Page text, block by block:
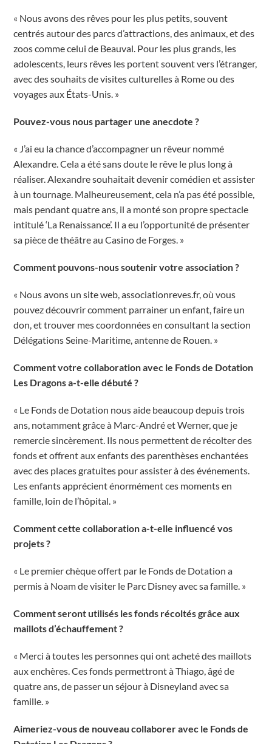
« Nous avons des rêves pour les plus petits, souvent
centrés autour des parcs d’attractions, des animaux, et des
zoos comme celui de Beauval. Pour les plus grands, les
adolescents, leurs rêves les portent souvent vers l’étranger,
avec des souhaits de visites culturelles à Rome ou des
voyages aux États-Unis. »
Pouvez-vous nous partager une anecdote ?
« J’ai eu la chance d’accompagner un rêveur nommé
Alexandre. Cela a été sans doute le rêve le plus long à
réaliser. Alexandre souhaitait devenir comédien et assister
à un tournage. Malheureusement, cela n’a pas été possible,
mais pendant quatre ans, il a monté son propre spectacle
intitulé ‘La Renaissance’. Il a eu l’opportunité de présenter
sa pièce de théâtre au Casino de Forges. »
Comment pouvons-nous soutenir votre association ?
« Nous avons un site web, associationreves.fr, où vous
pouvez découvrir comment parrainer un enfant, faire un
don, et trouver mes coordonnées en consultant la section
Délégations Seine-Maritime, antenne de Rouen. »
Comment votre collaboration avec le Fonds de Dotation
Les Dragons a-t-elle débuté ?
« Le Fonds de Dotation nous aide beaucoup depuis trois
ans, notamment grâce à Marc-André et Werner, que je
remercie sincèrement. Ils nous permettent de récolter des
fonds et offrent aux enfants des parenthèses enchantées
avec des places gratuites pour assister à des événements.
Les enfants apprécient énormément ces moments en
famille, loin de l’hôpital. »
Comment cette collaboration a-t-elle influencé vos
projets ?
« Le premier chèque offert par le Fonds de Dotation a
permis à Noam de visiter le Parc Disney avec sa famille. »
Comment seront utilisés les fonds récoltés grâce aux
maillots d’échauffement ?
« Merci à toutes les personnes qui ont acheté des maillots
aux enchères. Ces fonds permettront à Thiago, âgé de
quatre ans, de passer un séjour à Disneyland avec sa
famille. »
Aimeriez-vous de nouveau collaborer avec le Fonds de